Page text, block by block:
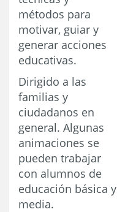
métodos para
motivar, guiar y
generar acciones
educativas.
Dirigido a las
familias y
ciudadanos en
general. Algunas
animaciones se
pueden trabajar
con alumnos de
educación básica y
media.